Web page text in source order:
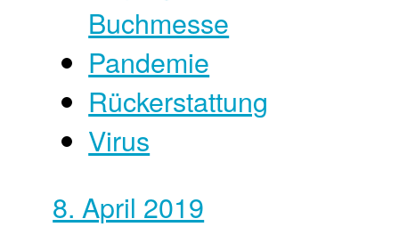
Buchmesse
Pandemie
Rückerstattung
Virus
8. April 2019